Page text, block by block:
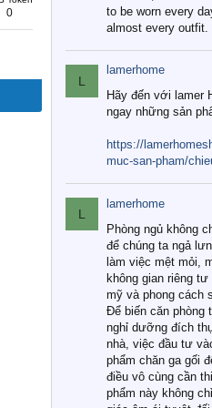
0
to be worn every
almost every outfit.
L
lamerhome
Hãy đến với lamer
ngay những sản
https://
muc-san-pham/
L
lamerhome
Phòng ngủ không
để chúng ta ngả
làm việc mệt mỏi,
không gian riêng
mỹ và phong cách
Để biến căn phòng
nghỉ dưỡng đích
nhà, việc đầu tư
phẩm chăn ga gối
điều vô cùng cần
phẩm này không